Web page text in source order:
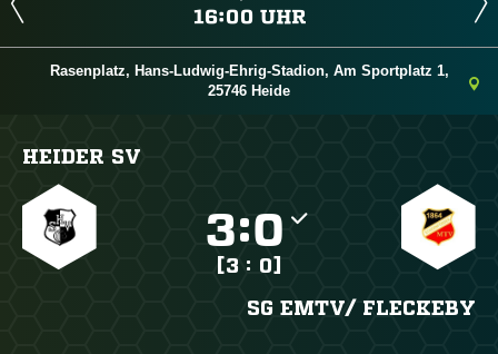
 
Rasenplatz, Hans-Ludwig-Ehrig-Stadion, Am Sportplatz 1,
25746 Heide
HEIDER SV
:
[3 : 0]
SG EMTV/​ FLECKEBY